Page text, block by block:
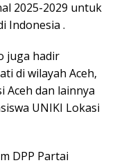
2025-2029 untuk
Indonesia .
juga hadir
di wilayah Aceh,
Aceh dan lainnya
UNIKI Lokasi
DPP Partai